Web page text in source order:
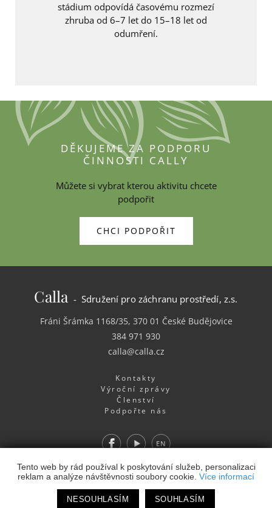
Tento web by rád používal k poskytování služeb, personalizaci
reklam a analýze návštěvnosti soubory cookie. Více informací
NESOUHLASÍM SOUHLASÍM
stádium odpovídá časovému rozmezí
zhruba od 6–7 let do 15–18 let od
odumření.
DĚKUJEME ZA PODPORU
ČINNOSTI CALLY
Můžete si vybrat kterou aktivitu chcete
podpořit
CHCI PODPOŘIT
Calla- Sdružení pro záchranu prostředí, z.s.
Fráni Šrámka 1168/35, 370 01 České Budějovice
384 971 930
calla@calla.cz
Kontakty
Výroční zprávy
Členství
Podpořte nás
FacebookYoutube EN
Webdesign& Webhosting&publikační systém Toolkit-
Studio